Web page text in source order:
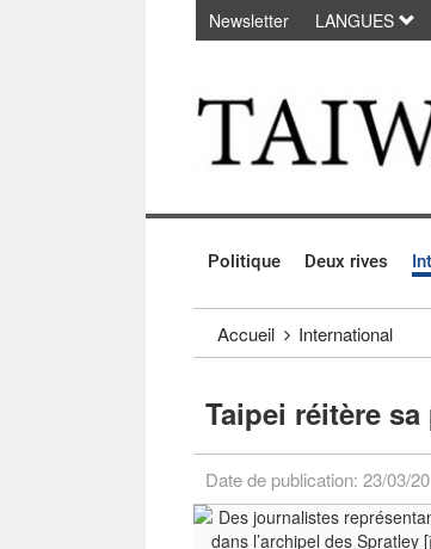
Passer au contenu principal
Newsletter LANGUES
Politique Deux rives
Accueil International
Taipei réitère
Date de publication: 23/03/